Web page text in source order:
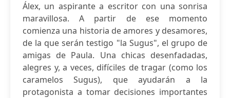
Álex, un aspirante a escritor con una sonrisa
maravillosa. A partir de ese momento
comienza una historia de amores y desamores,
de la que serán testigo "la Sugus", el grupo de
amigas de Paula. Una chicas desenfadadas,
alegres y, a veces, difíciles de tragar (como los
caramelos Sugus), que ayudarán a la
protagonista a tomar decisiones importantes